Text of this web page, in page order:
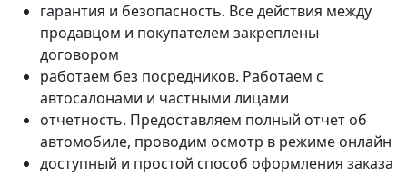
гарантия и безопасность. Все действия между
продавцом и покупателем закреплены
договором
работаем без посредников. Работаем с
автосалонами и частными лицами
отчетность. Предоставляем полный отчет об
автомобиле, проводим осмотр в режиме онлайн
доступный и простой способ оформления заказа